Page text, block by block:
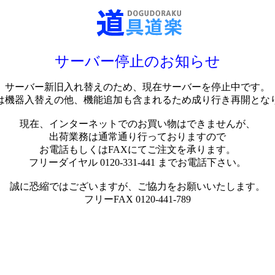
サーバー停止のお知らせ
サーバー新旧入れ替えのため、現在サーバーを停止中です。
機器入替えの他、機能追加も含まれるため成り行き再開とな
現在、インターネットでのお買い物はできませんが、
出荷業務は通常通り行っておりますので
お電話もしくはFAXにてご注文を承ります。
フリーダイヤル 0120-331-441 までお電話下さい。
誠に恐縮ではございますが、ご協力をお願いいたします。
フリーFAX 0120-441-789